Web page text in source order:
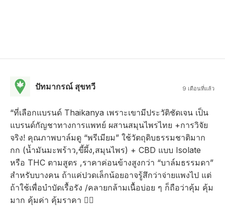
ปัทมากรณ์ สุขทวี 9 เดือนที่แล้ว
“ที่เลือกแบรนด์ Thaikanya เพราะเขามีประวัติชัดเจน เป็น
แบรนด์กัญชาทางการแพทย์ ผสานสมุนไพรไทย +การวิจัย
จริง! คุณภาพบาล์มดู “พรีเมียม” ใช้วัตถุดิบธรรมชาติมาก
กก (น้ำมันมะพร้าว,ขี้ผึ้ง,สมุนไพร) + CBD แบบ Isolate
หรือ THC ตามสูตร ,ราคาค่อนข้างสูงกว่า “บาล์มธรรมดา”
สำหรับบางคน ถ้าแค่ปวดเล็กน้อยอาจรู้สึกว่าจ่ายแพงไป แต่
ถ้าใช้เพื่อบำบัดเรื้อรัง /คลายกล้ามเนื้อบ่อย ๆ ก็ถือว่าคุ้ม คุ้ม
มาก คุ้มค่า คุ้มราคา ✌🏻